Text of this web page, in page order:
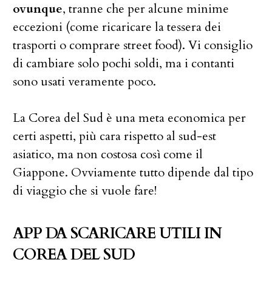
ovunque, tranne che per alcune minime
eccezioni (come ricaricare la tessera dei
trasporti o comprare street food). Vi consiglio
di cambiare solo pochi soldi, ma i contanti
sono usati veramente poco.
La Corea del Sud è una meta economica per
certi aspetti, più cara rispetto al sud-est
asiatico, ma non costosa così come il
Giappone. Ovviamente tutto dipende dal tipo
di viaggio che si vuole fare!
APP DA SCARICARE UTILI IN
COREA DEL SUD